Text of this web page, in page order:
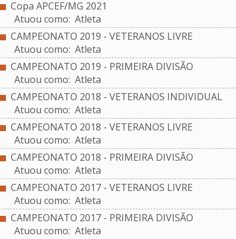
Copa APCEF/MG 2021
Atuou como: Atleta
CAMPEONATO 2019 - VETERANOS LIVRE
Atuou como: Atleta
CAMPEONATO 2019 - PRIMEIRA DIVISÃO
Atuou como: Atleta
CAMPEONATO 2018 - VETERANOS INDIVIDUAL
Atuou como: Atleta
CAMPEONATO 2018 - VETERANOS LIVRE
Atuou como: Atleta
CAMPEONATO 2018 - PRIMEIRA DIVISÃO
Atuou como: Atleta
CAMPEONATO 2017 - VETERANOS LIVRE
Atuou como: Atleta
CAMPEONATO 2017 - PRIMEIRA DIVISÃO
Atuou como: Atleta